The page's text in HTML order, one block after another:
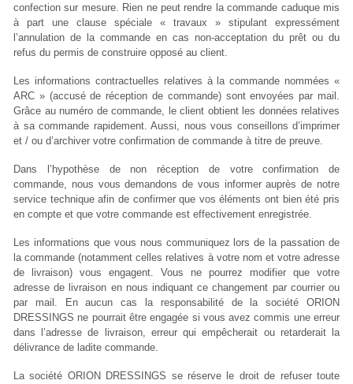
confection sur mesure. Rien ne peut rendre la commande caduque mis
à part une clause spéciale « travaux » stipulant expressément
l’annulation de la commande en cas non-acceptation du prêt ou du
refus du permis de construire opposé au client.
Les informations contractuelles relatives à la commande nommées «
ARC » (accusé de réception de commande) sont envoyées par mail.
Grâce au numéro de commande, le client obtient les données relatives
à sa commande rapidement. Aussi, nous vous conseillons d’imprimer
et / ou d’archiver votre confirmation de commande à titre de preuve.
Dans l’hypothèse de non réception de votre confirmation de
commande, nous vous demandons de vous informer auprès de notre
service technique afin de confirmer que vos éléments ont bien été pris
en compte et que votre commande est effectivement enregistrée.
Les informations que vous nous communiquez lors de la passation de
la commande (notamment celles relatives à votre nom et votre adresse
de livraison) vous engagent. Vous ne pourrez modifier que votre
adresse de livraison en nous indiquant ce changement par courrier ou
par mail. En aucun cas la responsabilité de la société ORION
DRESSINGS ne pourrait être engagée si vous avez commis une erreur
dans l’adresse de livraison, erreur qui empêcherait ou retarderait la
délivrance de ladite commande.
La société ORION DRESSINGS se réserve le droit de refuser toute